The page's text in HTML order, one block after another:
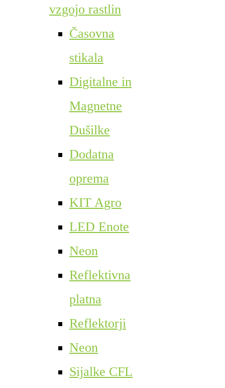
vzgojo rastlin
Časovna
stikala
Digitalne in
Magnetne
Dušilke
Dodatna
oprema
KIT Agro
LED Enote
Neon
Reflektivna
platna
Reflektorji
Neon
Sijalke CFL